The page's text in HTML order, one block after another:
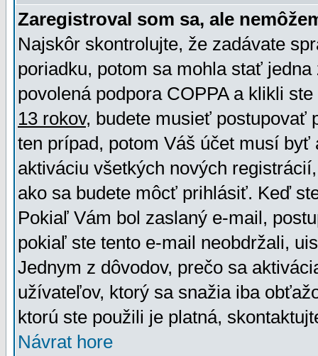
Zaregistroval som sa, ale
Najskôr skontrolujte, že zadávate
poriadku, potom sa mohla stať
povolená podpora COPPA a klikli
13 rokov, budete musieť postupovať
ten prípad, potom Váš účet musí
aktiváciu všetkých nových
ako sa budete môcť prihlásiť. Keď
Pokiaľ Vám bol zaslaný e-mail,
pokiaľ ste tento e-mail neobdržali,
Jednym z dôvodov, prečo sa
užívateľov, ktorý sa snažia iba
ktorú ste použili je platná,
Návrat hore